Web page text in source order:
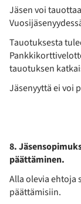
Jäsen voi
Tauotuksesta
tauotuksen
Jäsenyyttä ei voi
8.
päättäminen.
Alla olevia ehtoja
päättämisiin.